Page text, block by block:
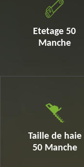
Etetage 50
Manche
Taille de haie
50 Manche